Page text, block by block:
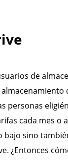
de
personas
cada mes o
sino
¿Entonces